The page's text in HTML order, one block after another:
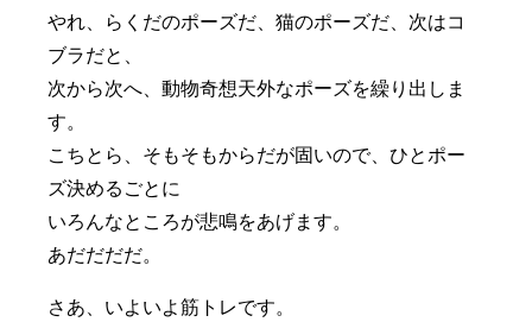
やれ、らくだのポーズだ、猫のポーズだ、次はコ
ブラだと、
次から次へ、動物奇想天外なポーズを繰り出しま
す。
こちとら、そもそもからだが固いので、ひとポー
ズ決めるごとに
いろんなところが悲鳴をあげます。
あだだだだ。
さあ、いよいよ筋トレです。